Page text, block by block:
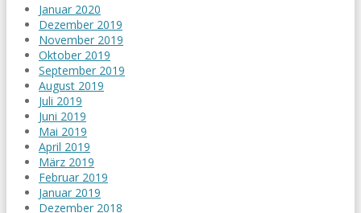
Januar 2020
Dezember 2019
November 2019
Oktober 2019
September 2019
August 2019
Juli 2019
Juni 2019
Mai 2019
April 2019
März 2019
Februar 2019
Januar 2019
Dezember 2018